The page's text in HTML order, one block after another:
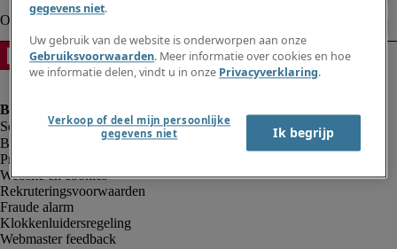
Bedrijfsinformatie
Privacyverklaring
Website en cookies
Rekruteringsvoorwaarden
Fraude alarm
Klokkenluidersregeling
Webmaster feedback
gegevens niet.
Uw gebruik van de website is onderworpen aan onze
Gebruiksvoorwaarden. Meer informatie over cookies en hoe
we informatie delen, vindt u in onze Privacyverklaring.
Verkoop of deel mijn persoonlijke
gegevens niet
Ik begrijp